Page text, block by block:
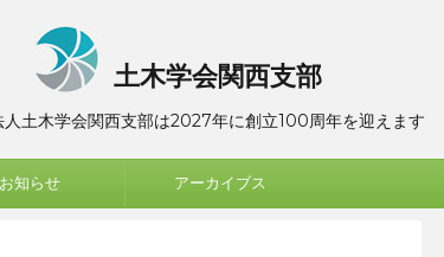
土木学会関西支部
人土木学会関西支部は2027年に創立100周年を迎えます
お知らせ アーカイブス